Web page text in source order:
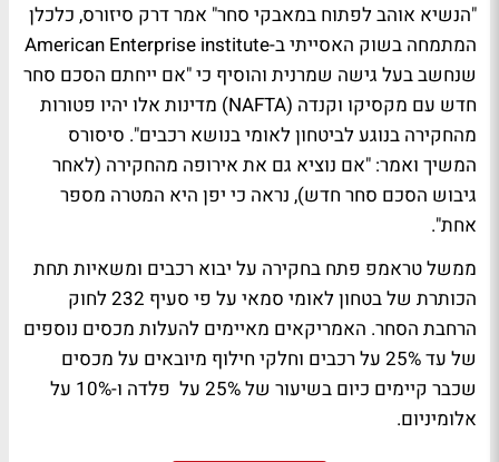
"הנשיא אוהב לפתוח במאבקי סחר" אמר דרק סיזורס, כלכלן
המתמחה בשוק האסייתי ב-American Enterprise institute
שנחשב בעל גישה שמרנית והוסיף כי "אם ייחתם הסכם סחר
חדש עם מקסיקו וקנדה (NAFTA) מדינות אלו יהיו פטורות
מהחקירה בנוגע לביטחון לאומי בנושא רכבים". סיסורס
המשיך ואמר: "אם נוציא גם את אירופה מהחקירה (לאחר
גיבוש הסכם סחר חדש), נראה כי יפן היא המטרה מספר
אחת".
ממשל טראמפ פתח בחקירה על יבוא רכבים ומשאיות תחת
הכותרת של בטחון לאומי סמאי על פי סעיף 232 לחוק
הרחבת הסחר. האמריקאים מאיימים להעלות מכסים נוספים
של עד 25% על רכבים וחלקי חילוף מיובאים על מכסים
שכבר קיימים כיום בשיעור של 25% על פלדה ו-10% על
אלומיניום.